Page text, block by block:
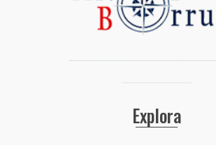
Explora